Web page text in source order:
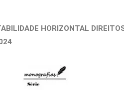
HORIZONTAL